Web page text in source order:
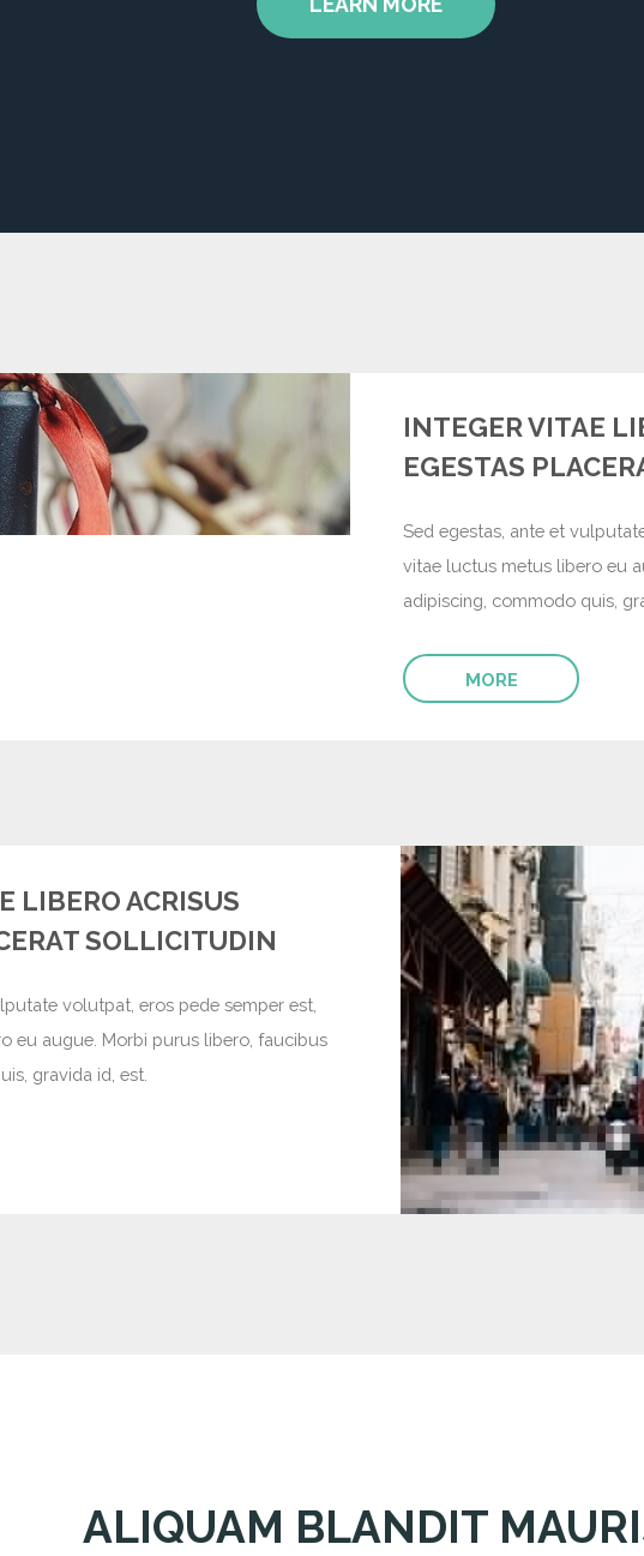
INTEGER VITAE
EGESTAS
Sed egestas, ante et
vitae luctus metus libero eu
adipiscing, commodo quis,
MORE
LIBERO ACRISUS
SOLLICITUDIN
volutpat, eros pede semper est,
eu augue. Morbi purus libero, faucibus
gravida id, est.
ALIQUAM BLANDIT